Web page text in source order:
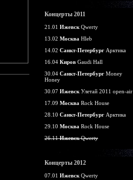
Концерты 2011
21.01 Ижевск Qwerty
13.02 Москва Hleb
14.02 Санкт-Петербург Арктика
16.04 Киров Gaudi Hall
30.04 Санкт-Петербург Money
Honey
30.07 Ижевск Улетай 2011 open-air
17.09 Москва Rock House
28.10 Санкт-Петербург Арктика
29.10 Москва Rock House
26.11ИжевскQwerty
Концерты 2012
07.01 Ижевск Qwerty